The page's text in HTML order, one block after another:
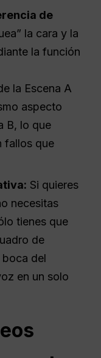
de
la cara y la
la función
la Escena A
aspecto
B, lo que
fallos que
Si quieres
necesitas
tienes que
de
del
en un solo